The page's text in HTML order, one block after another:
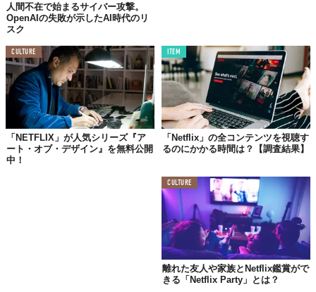
人間不在で始まるサイバー攻撃。
OpenAIの失敗が示したAI時代のリ
スク
CULTURE
「NETFLIX」が人気シリーズ『ア
ート・オブ・デザイン』を無料公開
中！
ITEM
「Netflix」の全コンテンツを視聴す
るのにかかる時間は？【調査結果】
CULTURE
離れた友人や家族とNetflix鑑賞がで
きる「Netflix Party」とは？